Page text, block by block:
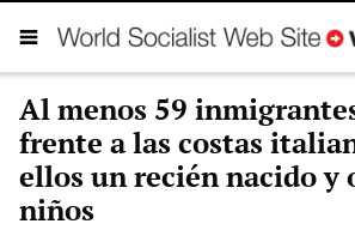
Al menos 59
frente a las costas
ellos un recién nacido y
niños